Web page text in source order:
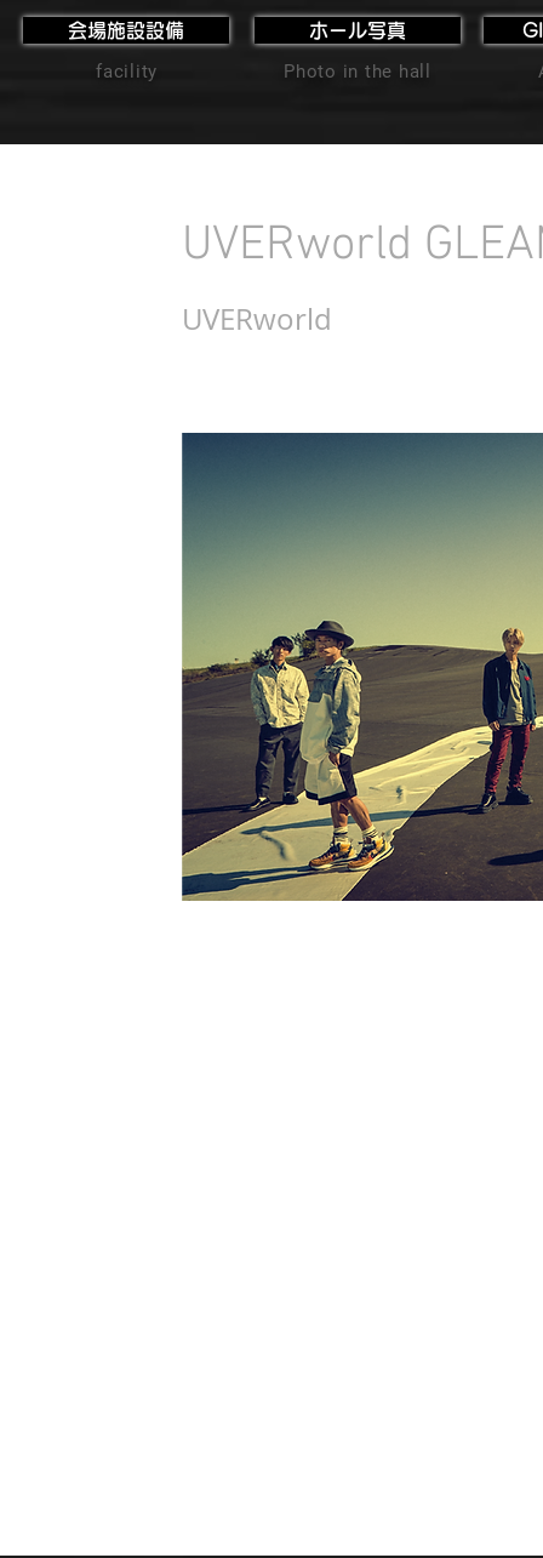
会場施設設備
facility
ホール写真
Photo in the hall
UVERworld
UVERworld